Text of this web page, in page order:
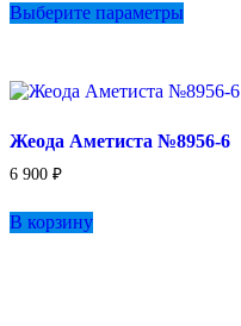
Выберите параметры
Опции
выбрать
Жеода Аметиста №8956-6
6 900 ₽
В корзину